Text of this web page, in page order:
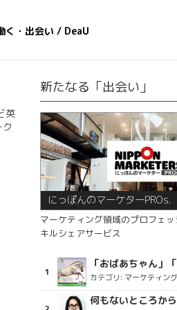
く・出会い / DeaU
英
新たなる「出会い」
にっぽんのマーケターPROs.
マーケティング領域のプロフェ
キルシェアサービス
カテゴリ: マーケティン
何もないところか